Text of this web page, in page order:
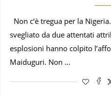
Non c‘è tregua per la
svegliato da due attentati
esplosioni hanno colpito
Maiduguri. Non …